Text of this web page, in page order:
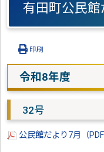
有田町公民館
印刷
令和8年度
32号
公民館だより7月（